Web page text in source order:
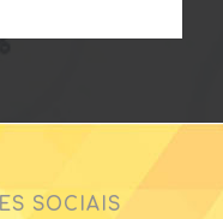
SOCIAIS